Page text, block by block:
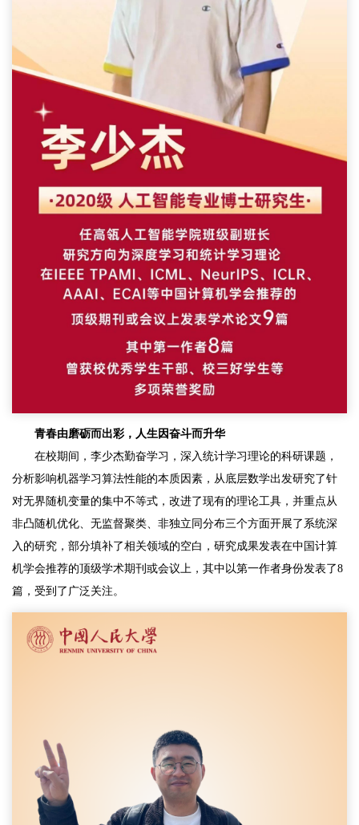
青春由磨砺而出彩，人生因奋斗而升华
在校期间，李少杰勤奋学习，深入统计学习理论的科研课题，
分析影响机器学习算法性能的本质因素，从底层数学出发研究了针
对无界随机变量的集中不等式，改进了现有的理论工具，并重点从
非凸随机优化、无监督聚类、非独立同分布三个方面开展了系统深
入的研究，部分填补了相关领域的空白，研究成果发表在中国计算
机学会推荐的顶级学术期刊或会议上，其中以第一作者身份发表了8
篇，受到了广泛关注。